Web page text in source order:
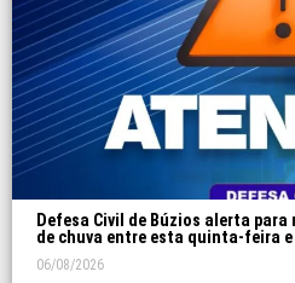
Defesa Civil de Búzios alerta
de chuva entre esta quinta-feira
06/08/2026